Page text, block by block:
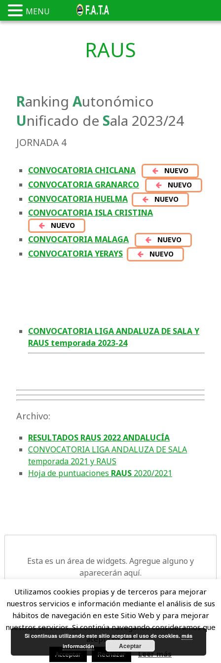
RAUS
Ranking Autonómico
Unificado de Sala 2023/24
JORNADA 4
CONVOCATORIA CHICLANA NUEVO
CONVOCATORIA GRANARCO NUEVO
CONVOCATORIA HUELMA NUEVO
CONVOCATORIA ISLA CRISTINA
NUEVO
CONVOCATORIA MALAGA NUEVO
CONVOCATORIA YERAYS NUEVO
CONVOCATORIA LIGA ANDALUZA DE SALA Y
RAUS temporada 2023-24
Archivo:
RESULTADOS RAUS 2022 ANDALUCÍA
CONVOCATORIA LIGA ANDALUZA DE SALA
temporada 2021 y RAUS
Hoja de puntuaciones RAUS2020/2021
Esta es un área de widgets. Agregue alguno y
aparecerán aquí.
© 2010-2026 FATA
Protección de datos | Política Privacidad | Política cookies
Utilizamos cookies propias y de terceros para mejorar
nuestros servicios e información mediante el análisis de sus
hábitos de navegación en este Sitio Web y para mejorar
nuestros servicios. Si continúa navegando consideramos que
acepta su uso.
Acceptar Rechazar Leer más
MENU
Si continuas utilizando este sitio aceptas el uso de cookies.más
información
Aceptar